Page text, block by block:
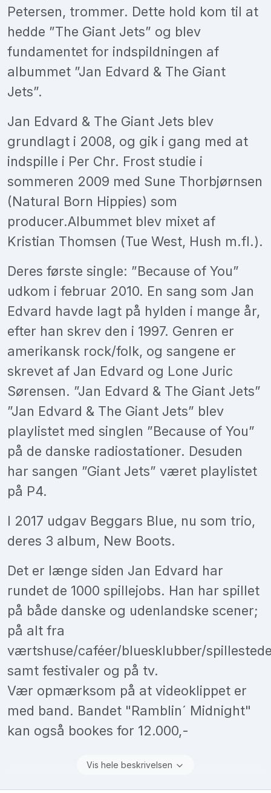
Petersen, trommer. Dette hold kom til at
hedde ”The Giant Jets” og blev
fundamentet for indspildningen af
albummet ”Jan Edvard & The Giant
Jets”.
Jan Edvard & The Giant Jets blev
grundlagt i 2008, og gik i gang med at
indspille i Per Chr. Frost studie i
sommeren 2009 med Sune Thorbjørnsen
(Natural Born Hippies) som
producer.Albummet blev mixet af
Kristian Thomsen (Tue West, Hush m.fl.).
Deres første single: ”Because of You”
udkom i februar 2010. En sang som Jan
Edvard havde lagt på hylden i mange år,
efter han skrev den i 1997. Genren er
amerikansk rock/folk, og sangene er
skrevet af Jan Edvard og Lone Juric
Sørensen. ”Jan Edvard & The Giant Jets”
”Jan Edvard & The Giant Jets” blev
playlistet med singlen ”Because of You”
på de danske radiostationer. Desuden
har sangen ”Giant Jets” været playlistet
på P4.
I 2017 udgav Beggars Blue, nu som trio,
deres 3 album, New Boots.
Det er længe siden Jan Edvard har
rundet de 1000 spillejobs. Han har spillet
på både danske og udenlandske scener;
på alt fra
værtshuse/caféer/bluesklubber/
samt festivaler og på tv.
Vær opmærksom på at videoklippet er
med band. Bandet "Ramblin´ Midnight"
kan også bookes for 12.000,-
Vis hele beskrivelsen